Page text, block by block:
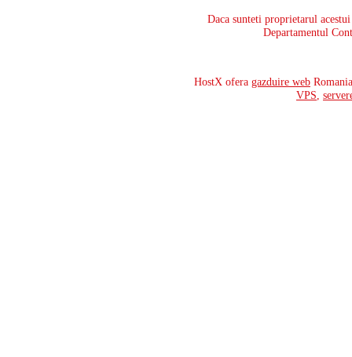
Daca sunteti proprietarul
Departamentul
HostX ofera gazduire web
VPS,